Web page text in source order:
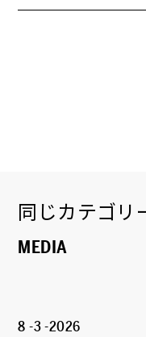
同じカテゴリ
MEDIA
8 -3 -2026